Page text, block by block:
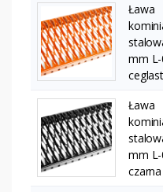
Ława
mm
Ława
mm
czarna